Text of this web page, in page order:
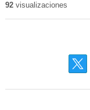
92visualizaciones